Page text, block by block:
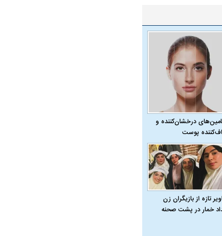
درخشان‌کننده و
پوست
تازه از بازیگران زن
خمار در پشت صحنه
دوران قاجار چگونه
حکومت پهلوی
نگرانی من،